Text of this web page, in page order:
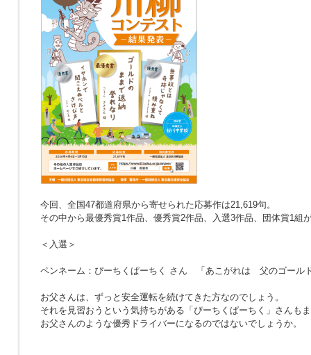
今回、全国47都道府県から寄せられた応募作は21,619句。
その中から最優秀賞1作品、優秀賞2作品、入選3作品、団体賞1組
＜入選＞
ペンネーム：ぴーちくぱーちく さん 「あこがれは 父のゴール
お父さんは、ずっと安全運転を続けてきた方なのでしょう。
それを見習おうという気持ちがある「ぴーちくぱーちく」さんも
お父さんのような優秀ドライバーになるのではないでしょうか。